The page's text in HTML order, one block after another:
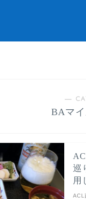
―
BAマイ
巡
用
ACL